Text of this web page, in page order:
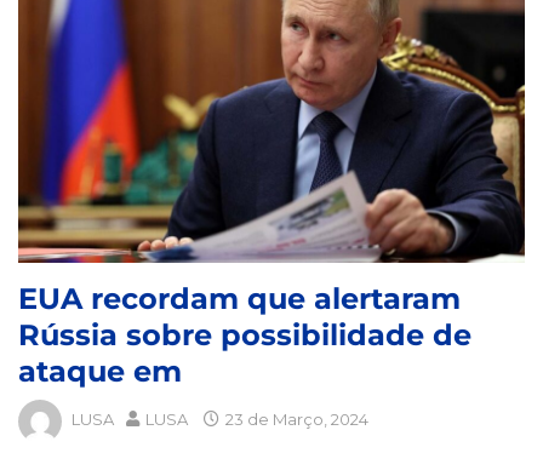
EUA recordam que alertaram
Rússia sobre possibilidade de
ataque em
LUSA LUSA 23 de Março, 2024